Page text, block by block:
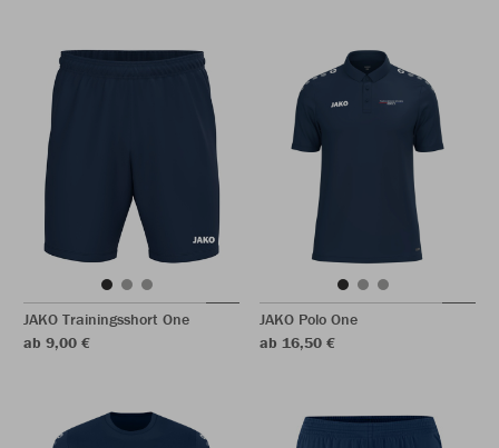
JAKO Trainingsshort One
ab 9,00 €
JAKO Polo One
ab 16,50 €